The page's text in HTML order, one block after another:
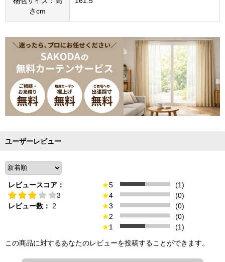
さcm
ユーザーレビュー
レビュースコア：
3
レビュー数： 2
★5
(1)
★4
(0)
★3
(0)
★2
(0)
★1
(1)
この商品に対するあなたのレビューを投稿することができます。